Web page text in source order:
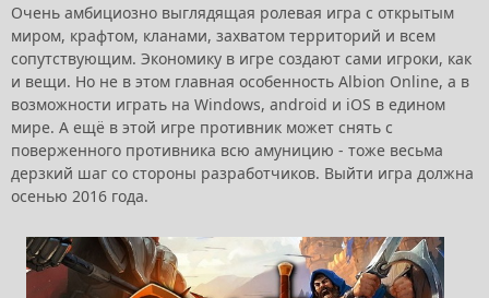
Очень амбициозно выглядящая ролевая игра с открытым
миром, крафтом, кланами, захватом территорий и всем
сопутствующим. Экономику в игре создают сами игроки, как
и вещи. Но не в этом главная особенность Albion Online, а в
возможности играть на Windows, android и iOS в едином
мире. А ещё в этой игре противник может снять с
поверженного противника всю амуницию - тоже весьма
дерзкий шаг со стороны разработчиков. Выйти игра должна
осенью 2016 года.